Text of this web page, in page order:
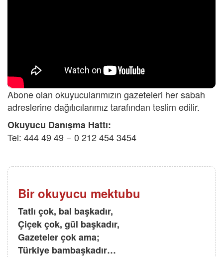
Abone olan okuyucularımızın gazeteleri her sabah
adreslerine dağıtıcılarımız tarafından teslim edilir.
Okuyucu Danışma Hattı:
Tel: 444 49 49 − 0 212 454 3454
Bir okuyucu mektubu
Tatlı çok, bal başkadır,
Çiçek çok, gül başkadır,
Gazeteler çok ama;
Türkiye bambaşkadır…